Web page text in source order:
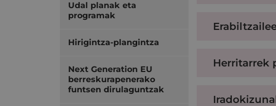
Herritarrek
Udal planak eta
programak
Hirigintza-plangintza
Next Generation EU
berreskurapenerako
funtsen dirulaguntzak